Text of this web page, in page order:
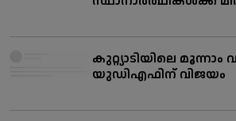
കുറ്റ്യാടിയിലെ മൂന്നാം
യുഡിഎഫിന് വിജയം